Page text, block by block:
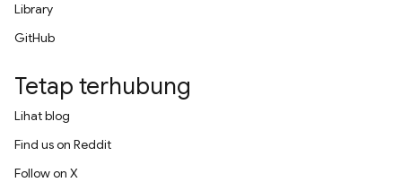
Library
GitHub
Tetap terhubung
Lihat blog
Find us on Reddit
Follow on X